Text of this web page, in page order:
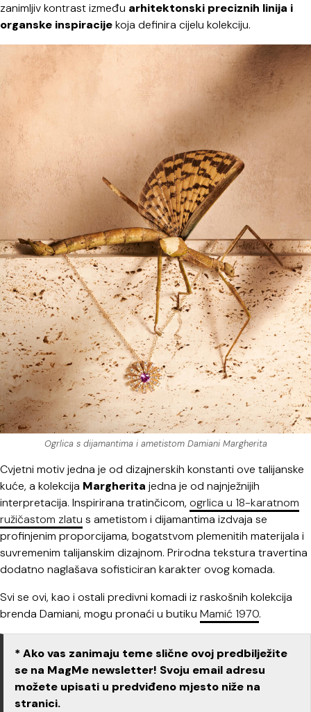
zanimljiv kontrast između arhitektonski preciznih linija i
organske inspiracijekoja definira cijelu kolekciju.
Ogrlica s dijamantima i ametistom Damiani Margherita
Cvjetni motiv jedna je od dizajnerskih konstanti ove talijanske
kuće, a kolekcija Margherita jedna je od najnježnijih
interpretacija. Inspirirana tratinčicom, ogrlica u 18-karatnom
ružičastom zlatu s ametistom i dijamantima izdvaja se
profinjenim proporcijama, bogatstvom plemenitih materijala i
suvremenim talijanskim dizajnom. Prirodna tekstura travertina
dodatno naglašava sofisticiran karakter ovog komada.
Svi se ovi, kao i ostali predivni komadi iz raskošnih kolekcija
brenda Damiani, mogu pronaći u butiku Mamić 1970.
* Ako vas zanimaju teme slične ovoj predbilježite
se na MagMe newsletter! Svoju email adresu
možete upisati u predviđeno mjesto niže na
stranici.